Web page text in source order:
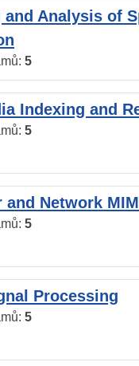
and Analysis of
5
Indexing and
5
and Network
5
Processing
5